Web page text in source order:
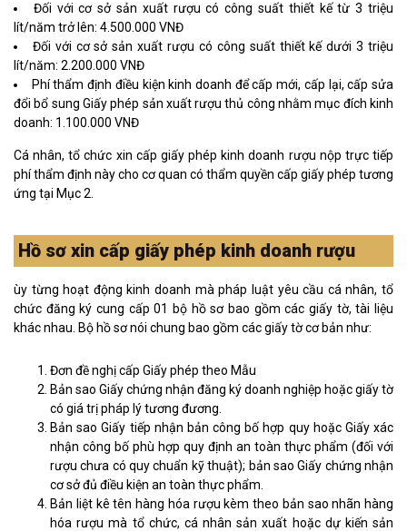
Đối với cơ sở sản xuất rượu có công suất thiết kế từ 3 triệu
lít/năm trở lên: 4.500.000 VNĐ
Đối với cơ sở sản xuất rượu có công suất thiết kế dưới 3 triệu
lít/năm: 2.200.000 VNĐ
Phí thẩm định điều kiện kinh doanh để cấp mới, cấp lại, cấp sửa
đổi bổ sung Giấy phép sản xuất rượu thủ công nhằm mục đích kinh
doanh: 1.100.000 VNĐ
Cá nhân, tổ chức xin cấp giấy phép kinh doanh rượu nộp trực tiếp
phí thẩm định này cho cơ quan có thẩm quyền cấp giấy phép tương
ứng tại Mục 2.
Hồ sơ xin cấp giấy phép kinh doanh rượu
ùy từng hoạt động kinh doanh mà pháp luật yêu cầu cá nhân, tổ
chức đăng ký cung cấp 01 bộ hồ sơ bao gồm các giấy tờ, tài liệu
khác nhau. Bộ hồ sơ nói chung bao gồm các giấy tờ cơ bản như:
Đơn đề nghị cấp Giấy phép theo Mẫu
Bản sao Giấy chứng nhận đăng ký doanh nghiệp hoặc giấy tờ
có giá trị pháp lý tương đương.
Bản sao Giấy tiếp nhận bản công bố hợp quy hoặc Giấy xác
nhận công bố phù hợp quy định an toàn thực phẩm (đối với
rượu chưa có quy chuẩn kỹ thuật); bản sao Giấy chứng nhận
cơ sở đủ điều kiện an toàn thực phẩm.
Bản liệt kê tên hàng hóa rượu kèm theo bản sao nhãn hàng
hóa rượu mà tổ chức, cá nhân sản xuất hoặc dự kiến sản